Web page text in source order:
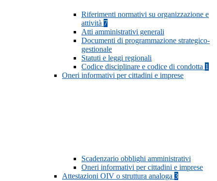
Riferimenti normativi su organizzazione e
attività 7
Atti amministrativi generali
Documenti di programmazione strategico-
gestionale
Statuti e leggi regionali
Codice disciplinare e codice di condotta 1
Oneri informativi per cittadini e imprese
Scadenzario obblighi amministrativi
Oneri informativi per cittadini e imprese
Attestazioni OIV o struttura analoga 3